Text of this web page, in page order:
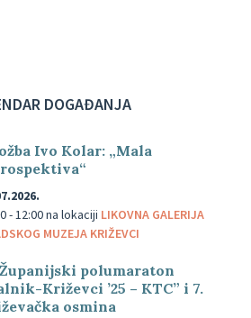
DOGAĐANJA
Ivo Kolar: „Mala
- 12:00na lokaciji LIKOVNA GALERIJA
MUZEJA KRIŽEVCI
Županijski polumaraton
Križevci ’25 – KTC” i 7.
osmina